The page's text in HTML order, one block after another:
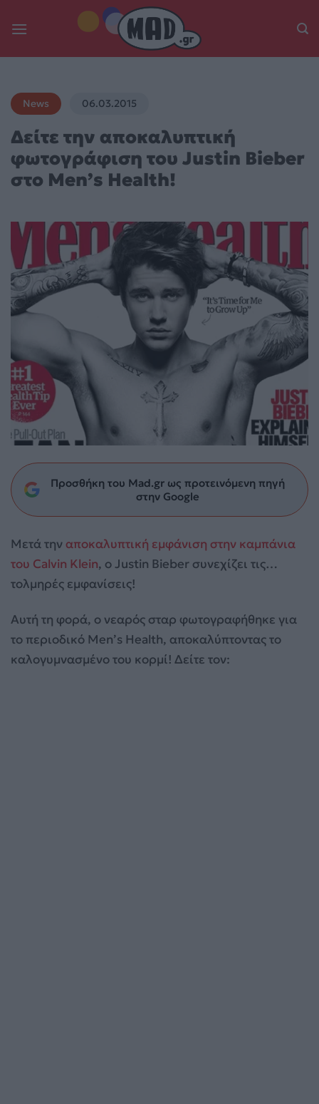
News 06.03.2015
Δείτε την αποκαλυπτική
φωτογράφιση του Justin Bieber
στο Men’s Health!
Προσθήκη του Mad.gr ως προτεινόμενη πηγή
στην Google
Μετά την αποκαλυπτική εμφάνιση στην καμπάνια
του Calvin Klein, ο Justin Bieber συνεχίζει τις…
τολμηρές εμφανίσεις!
Αυτή τη φορά, ο νεαρός σταρ φωτογραφήθηκε για
το περιοδικό Men’s Health, αποκαλύπτοντας το
καλογυμνασμένο του κορμί! Δείτε τον: